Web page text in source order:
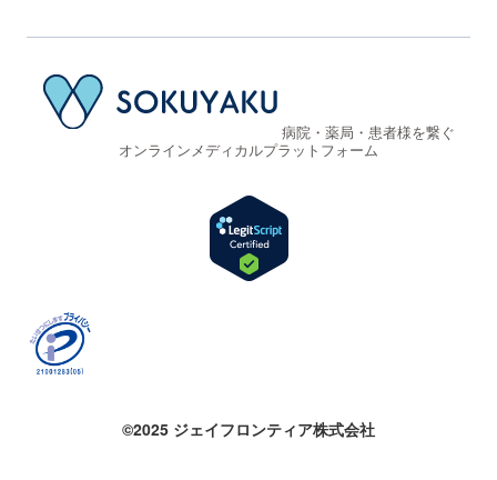
病院・薬局・患者様を繋ぐ
オンラインメディカルプラットフォーム
©2025 ジェイフロンティア株式会社